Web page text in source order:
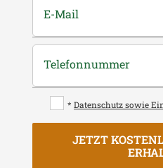
E-Mail
Telefonnummer
* Datenschutz sowie
JETZT